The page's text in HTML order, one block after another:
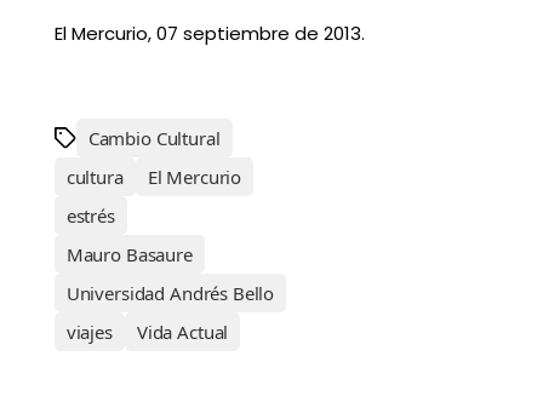
El Mercurio, 07 septiembre de 2013.
Cambio Cultural
cultura
El Mercurio
estrés
Mauro Basaure
Universidad Andrés Bello
viajes
Vida Actual